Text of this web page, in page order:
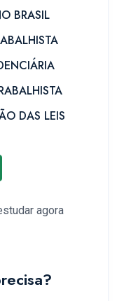
BRASIL
DAS LEIS
agora